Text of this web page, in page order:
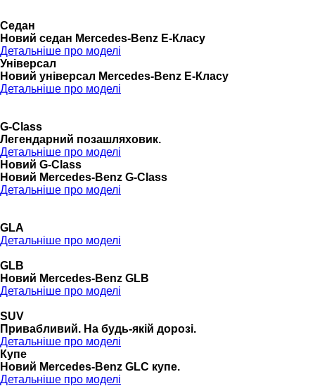
Седан
Новий седан Mercedes-Benz Е-Класу
Детальніше про моделі
Універсал
Новий універсал Mercedes-Benz E-Класу
Детальніше про моделі
G-Class
Легендарний позашляховик.
Детальніше про моделі
Новий G-Class
Новий Mercedes-Benz G-Class
Детальніше про моделі
GLA
Детальніше про моделі
GLB
Новий Mercedes-Benz GLB
Детальніше про моделі
SUV
Привабливий. На будь-якій дорозі.
Детальніше про моделі
Купе
Новий Mercedes-Benz GLС купе.
Детальніше про моделі